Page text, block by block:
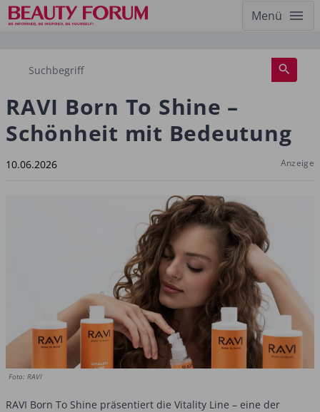
Menü
RAVI Born To Shine –
Schönheit mit Bedeutung
10.06.2026 Anzeige
Foto: RAVI
RAVI Born To Shine präsentiert die Vitality Line – eine der